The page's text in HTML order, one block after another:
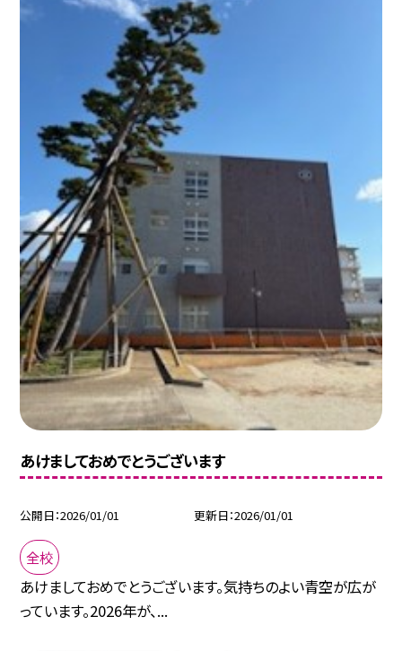
あけましておめでとうございます
公開日 2026/01/01 更新日 2026/01/01
全校
あけましておめでとうございます。気持ちのよい青空が広が
っています。2026年が、...